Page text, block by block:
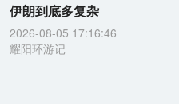
伊朗到底多复杂
2026-08-05 17:16:46
耀阳环游记